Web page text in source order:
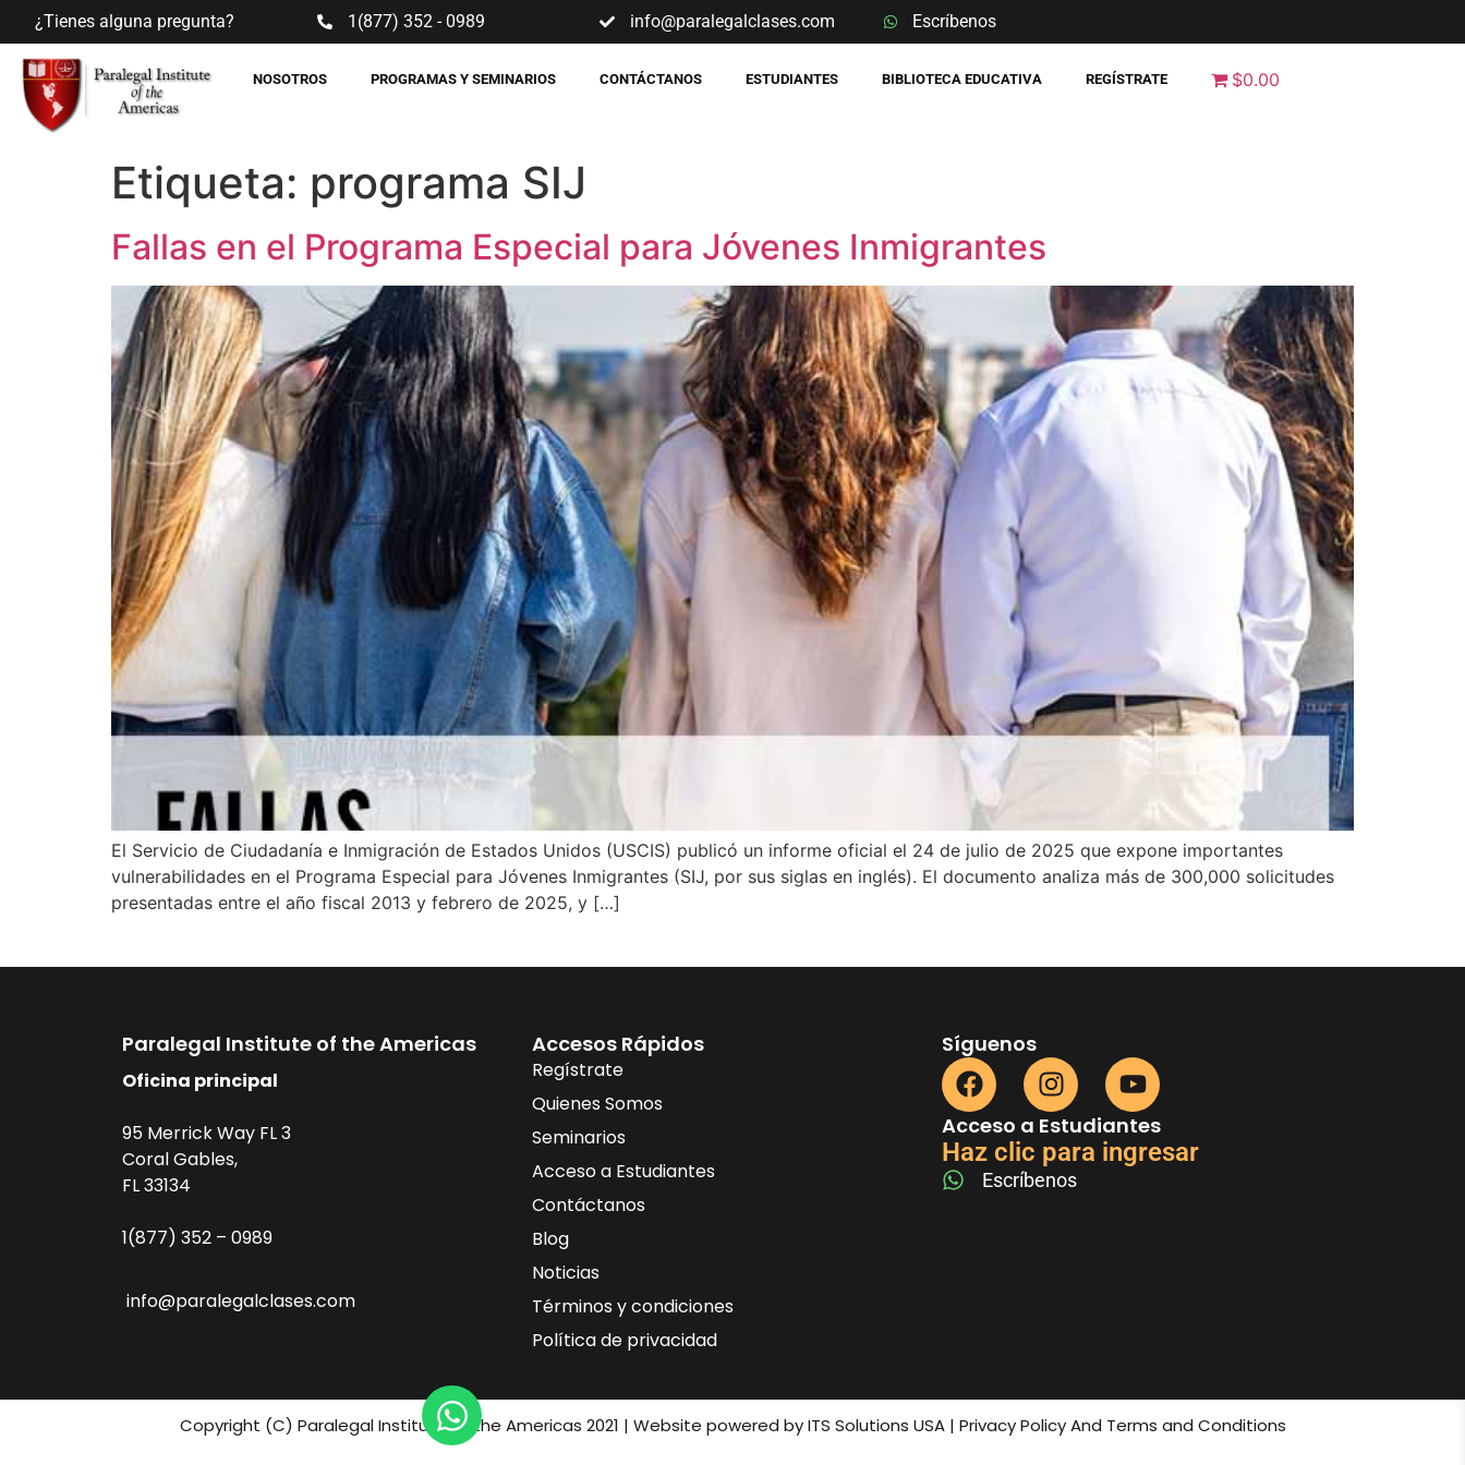
¿Tienes alguna pregunta? 1(877) 352 - 0989 info@paralegalclases.com Escríbenos
NOSOTROS PROGRAMAS Y SEMINARIOS CONTÁCTANOS ESTUDIANTES BIBLIOTECA EDUCATIVA REGÍSTRATE $0.00
Etiqueta: programa SIJ
Fallas en el Programa Especial para Jóvenes Inmigrantes
El Servicio de Ciudadanía e Inmigración de Estados Unidos (USCIS) publicó un informe oficial el 24 de julio de 2025 que expone importantes
vulnerabilidades en el Programa Especial para Jóvenes Inmigrantes (SIJ, por sus siglas en inglés). El documento analiza más de 300,000 solicitudes
presentadas entre el año fiscal 2013 y febrero de 2025, y […]
Paralegal Institute of the Americas
Oficina principal
95 Merrick Way FL 3
Coral Gables,
FL 33134
1(877) 352 – 0989
info@paralegalclases.com
Accesos Rápidos
Regístrate
Quienes Somos
Seminarios
Acceso a Estudiantes
Contáctanos
Blog
Noticias
Términos y condiciones
Política de privacidad
Síguenos
Acceso a Estudiantes
Haz clic para ingresar
Escríbenos
Copyright (C) Paralegal Institute fo the Americas 2021 | Website powered by ITS Solutions USA | Privacy Policy And Terms and Conditions